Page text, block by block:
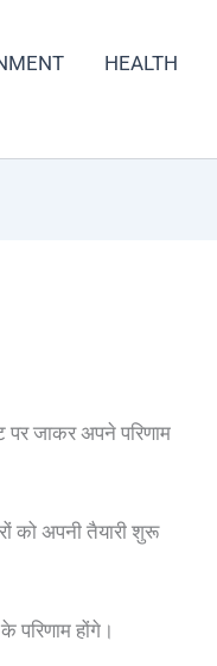
HEALTH
पर जाकर अपने परिणाम
को अपनी तैयारी शुरू
परिणाम होंगे।